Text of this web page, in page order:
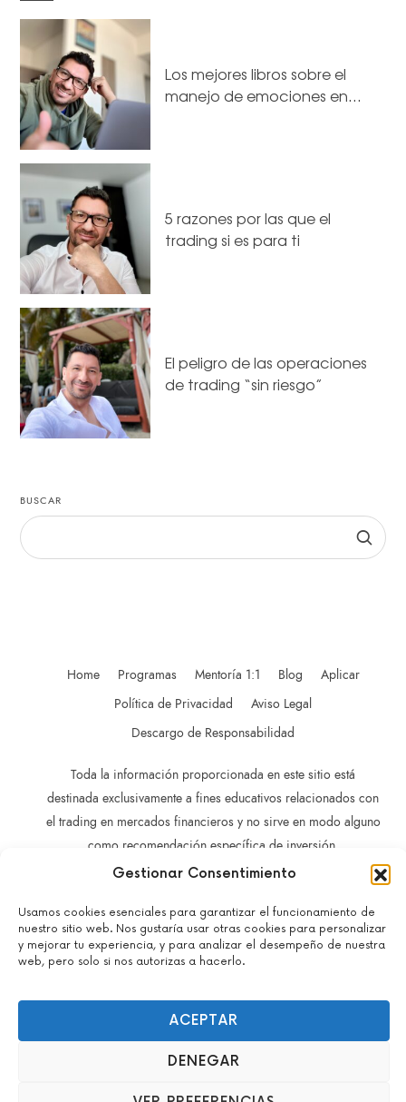
Gestionar Consentimiento
Usamos cookies esenciales para garantizar el funcionamiento de
nuestro sitio web. Nos gustaría usar otras cookies para personalizar
y mejorar tu experiencia, y para analizar el desempeño de nuestra
web, pero solo si nos autorizas a hacerlo.
ACEPTAR
DENEGAR
Los mejores libros sobre el
manejo de emociones en…
5 razones por las que el
trading si es para ti
El peligro de las operaciones
de trading “sin riesgo”
BUSCAR
Home Programas Mentoría 1:1 Blog
Aplicar
Política de Privacidad
Aviso Legal
Descargo de Responsabilidad
Toda la información proporcionada en este sitio está
destinada exclusivamente a fines educativos relacionados con
el trading en mercados financieros y no sirve en modo alguno
como recomendación específica de inversión,
recomendación comercial, análisis de oportunidades de
trading de instrumentos de inversión.
La información contenida en este sitio no está dirigida a
residentes en ningún país o jurisdicción en los que dicha
locales.
Todos los derechos reservados – John Guacaneme – 2022-